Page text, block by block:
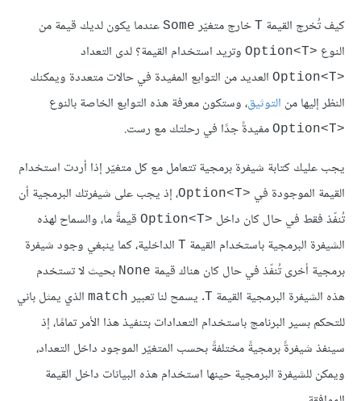
كيف تُخرج القيمة T خارج متغيّر Some عندما يكون لديك قيمة من
النوع Option<T>‎ وتريد استخدام القيمة؟ لدى التعداد
Option<T>‎ العديد من التوابع المفيدة في حالات متعددة ويمكنك
النظر إليها من التوثيق، وستكون معرفة هذه التوابع الخاصة بالنوع
Option<T>‎ مفيدةً جدًا في رحلتك مع رست.
يجب عليك كتابة شيفرة برمجية تتعامل مع كل متغيّر إذا أردت استخدام
القيمة الموجودة في Option<T>‎، إذ يجب على شيفرتك البرمجية أن
تُنفّذ فقط في حال كان داخل Option<T>‎ قيمةً ما، والسماح لهذه
الشيفرة البرمجية باستخدام القيمة T الداخلية، كما ينبغي وجود شيفرة
برمجية أخرى تُنفّذ في حال كان هناك قيمة None بحيث لا تستخدم
هذه الشيفرة البرمجية القيمة T. يسمح لنا تعبير match الذي يمثل باني
للتحكم بسير البرنامج باستخدام التعدادات بتنفيذ هذا الأمر تمامًا، إذ
سينفذ شيفرةً برمجيةً مختلفةً بحسب المتغيّر الموجود داخل التعداد،
ويمكن للشيفرة البرمجية حينها استخدام هذه البيانات داخل القيمة